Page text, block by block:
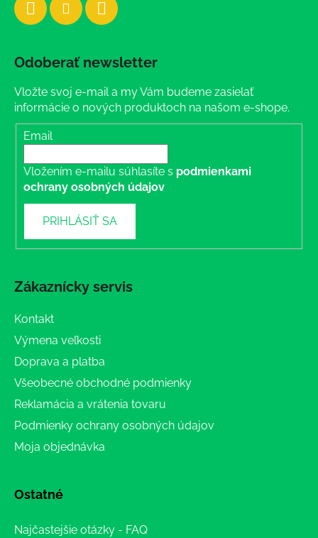
Odoberať newsletter
Vložte svoj e-mail a my Vám budeme zasielať
informácie o nových produktoch na našom e-shope.
Email
Vložením e-mailu súhlasíte s podmienkami
ochrany osobných údajov
PRIHLÁSIŤ SA
Zákaznícky servis
Kontakt
Výmena veľkosti
Doprava a platba
Všeobecné obchodné podmienky
Reklamácia a vrátenia tovaru
Podmienky ochrany osobných údajov
Moja objednávka
Ostatné
Najčastejšie otázky - FAQ